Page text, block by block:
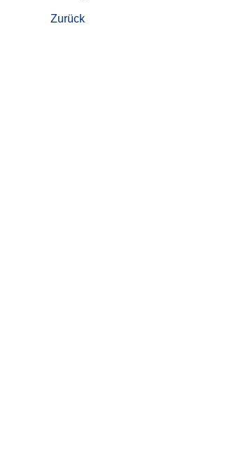
Zurück